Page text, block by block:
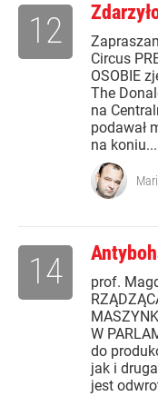
Circus
OSOBIE
The
na
podawał
na
12
prof.
W
do
jak i
jest
14